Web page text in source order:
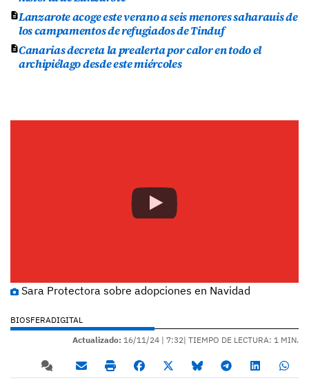
Lanzarote acoge este verano a seis menores saharauis de
los campamentos de refugiados de Tinduf
Canarias decreta la prealerta por calor en todo el
archipiélago desde este miércoles
Sara Protectora sobre adopciones en Navidad
BIOSFERADIGITAL
Actualizado: 16/11/24 | 7:32| TIEMPO DE LECTURA: 1 MIN.